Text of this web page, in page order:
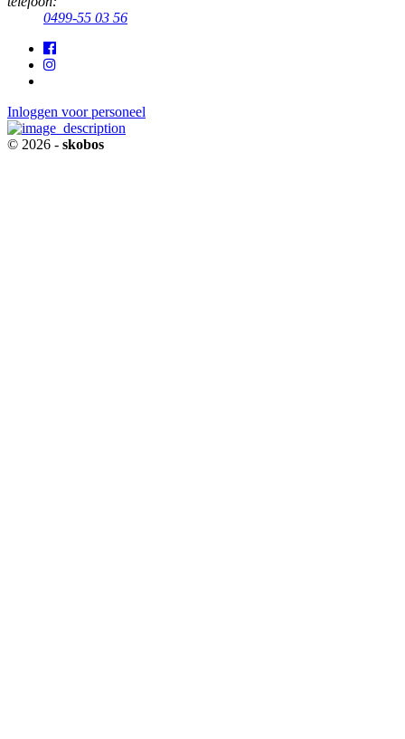
0499-55 03 56
Inloggen voor personeel
© 2026 - skobos